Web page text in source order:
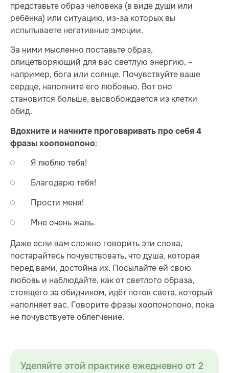
представьте образ человека (в виде души или
ребёнка) или ситуацию, из-за которых вы
испытываете негативные эмоции.
За ними мысленно поставьте образ,
олицетворяющий для вас светлую энергию, –
например, бога или солнце. Почувствуйте ваше
сердце, наполните его любовью. Вот оно
становится больше, высвобождается из клетки
обид.
Вдохните и начните проговаривать про себя 4
фразы хоопонопоно:
Я люблю тебя!
Благодарю тебя!
Прости меня!
Мне очень жаль.
Даже если вам сложно говорить эти слова,
постарайтесь почувствовать, что душа, которая
перед вами, достойна их. Посылайте ей свою
любовь и наблюдайте, как от светлого образа,
стоящего за обидчиком, идёт поток света, который
наполняет вас. Говорите фразы хоопонопоно, пока
не почувствуете облегчение.
Уделяйте этой практике ежедневно от 2